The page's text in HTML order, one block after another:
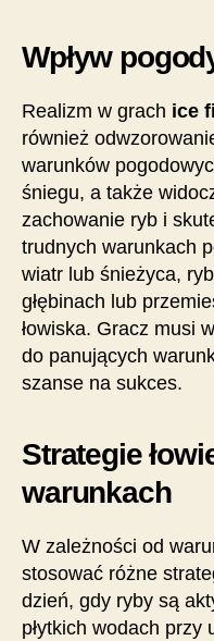
Wpływ
Realizm w grach ice
również
warunków
śniegu, a także
zachowanie ryb i
trudnych warunkach
wiatr lub śnieżyca,
głębinach lub
łowiska. Gracz musi
do panujących
szanse na sukces.
Strategie
warunkach
W zależności od
stosować różne
dzień, gdy ryby są
płytkich wodach